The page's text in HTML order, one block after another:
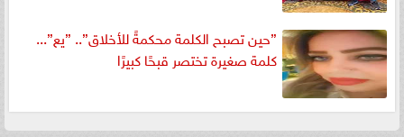
”حين تصبح الكلمة محكمةً للأخلاق”.. ”يع”...
كلمة صغيرة تختصر قبحًا كبيرًا